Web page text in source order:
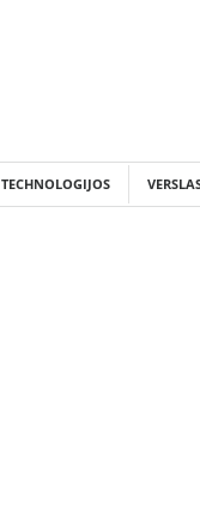
TECHNOLOGIJOS